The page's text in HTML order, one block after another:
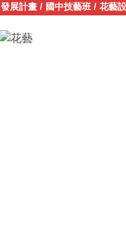
發展計畫 / 國中技藝班 / 花藝